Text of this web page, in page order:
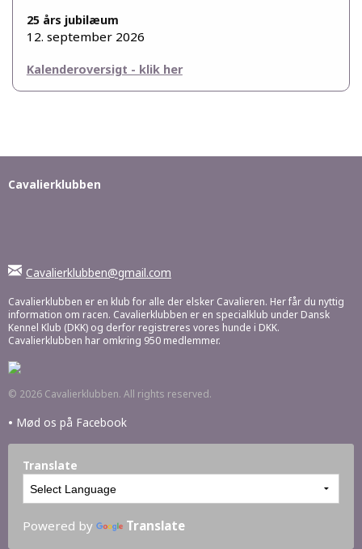
25 års jubilæum
12. september 2026
Kalenderoversigt - klik her
Cavalierklubben
Cavalierklubben@gmail.com
Cavalierklubben er en klub for alle der elsker Cavalieren. Her får du nyttig
information om racen. Cavalierklubben er en specialklub under Dansk
Kennel Klub (DKK) og derfor registreres vores hunde i DKK.
Cavalierklubben har omkring 950 medlemmer.
© 2026 Cavalierklubben. All rights reserved.
• Mød os på Facebook
Translate
Powered by Translate